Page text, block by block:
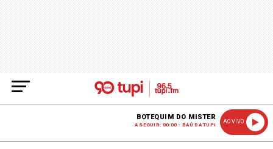
BOTEQUIM DO MISTER
A SEGUIR: 00:00 - BAÚ DA TUPI
AO VIVO